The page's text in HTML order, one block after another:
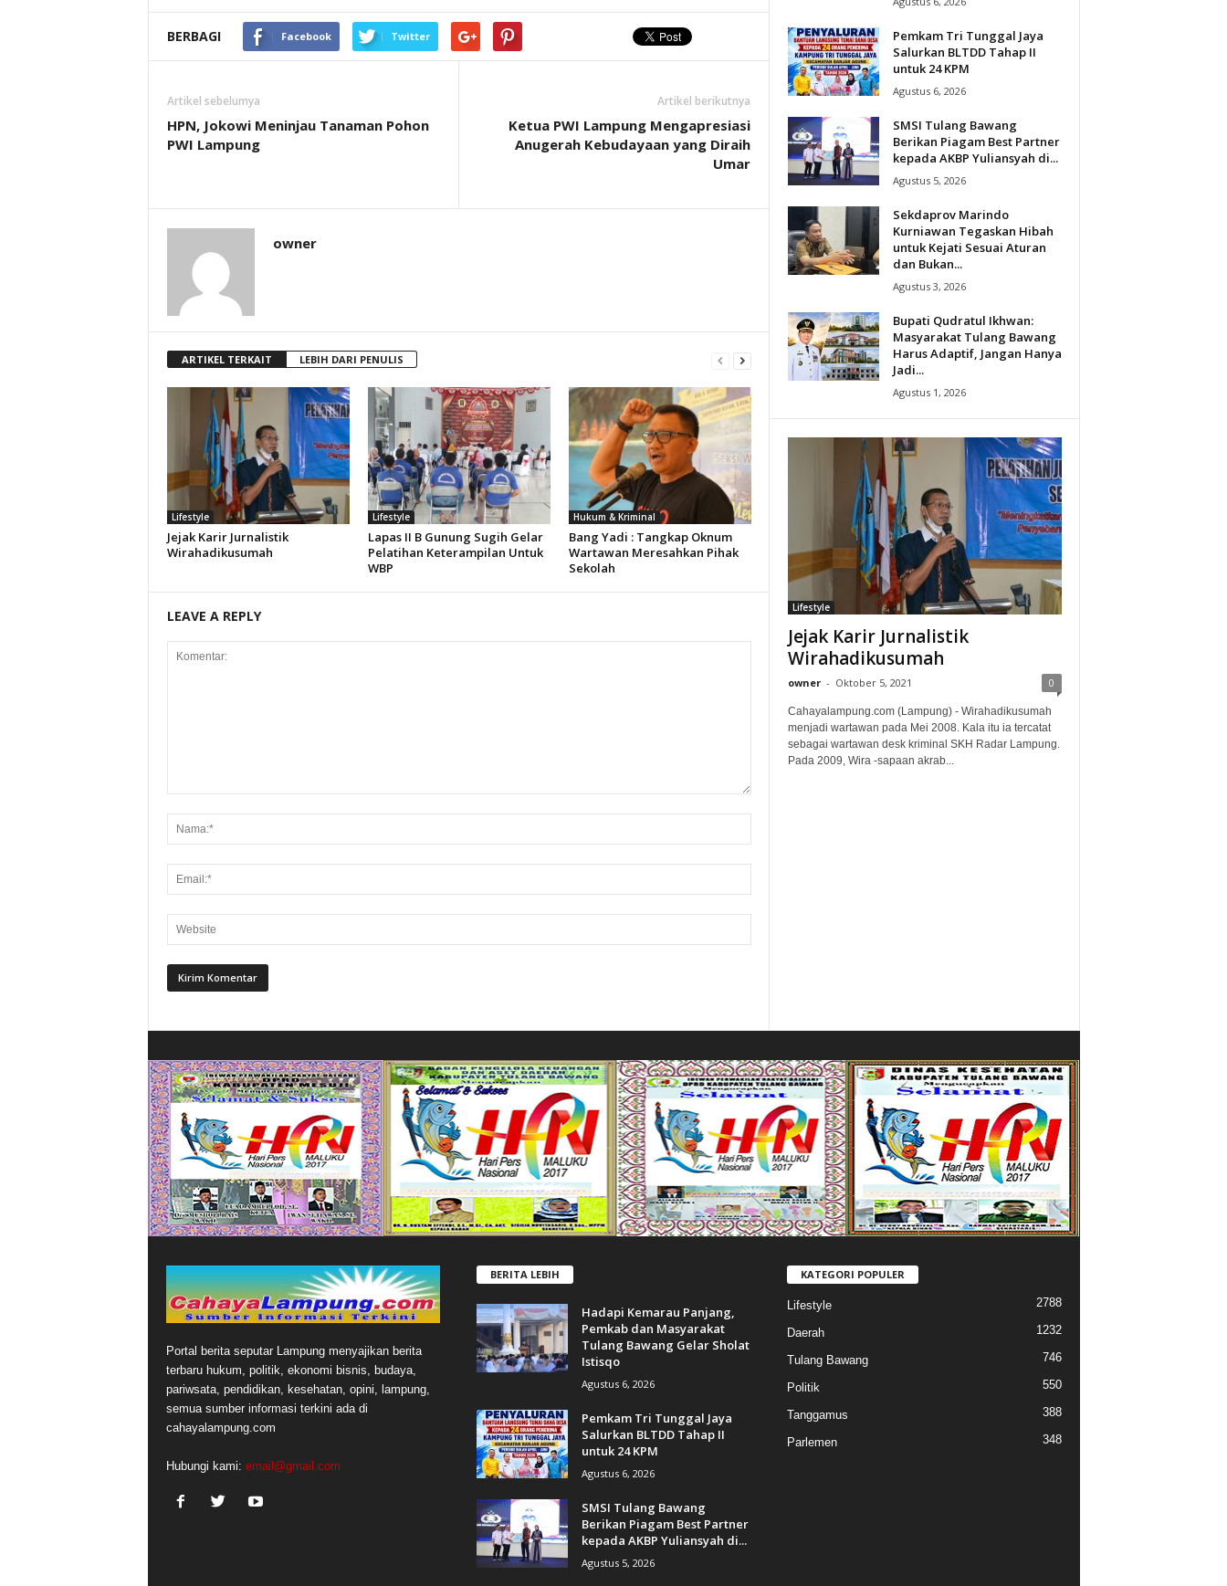
BERBAGI Facebook Twitter
Artikel sebelumya
HPN, Jokowi Meninjau Tanaman Pohon
PWI Lampung
Artikel berikutnya
Ketua PWI Lampung Mengapresiasi
Anugerah Kebudayaan yang Diraih
Umar
owner
ARTIKEL TERKAIT LEBIH DARI PENULIS
Lifestyle
Jejak Karir Jurnalistik
Wirahadikusumah
Lifestyle
Lapas II B Gunung Sugih Gelar
Pelatihan Keterampilan Untuk
WBP
Hukum & Kriminal
Bang Yadi : Tangkap Oknum
Wartawan Meresahkan Pihak
Sekolah
LEAVE A REPLY
Pemkam Tri Tunggal Jaya
Salurkan BLTDD Tahap II
untuk 24 KPM
Agustus 6, 2026
SMSI Tulang Bawang
Berikan Piagam Best Partner
kepada AKBP Yuliansyah di...
Agustus 5, 2026
Sekdaprov Marindo
Kurniawan Tegaskan Hibah
untuk Kejati Sesuai Aturan
dan Bukan...
Agustus 3, 2026
Bupati Qudratul Ikhwan:
Masyarakat Tulang Bawang
Harus Adaptif, Jangan Hanya
Jadi...
Agustus 1, 2026
Lifestyle
Jejak Karir Jurnalistik
Wirahadikusumah
owner - Oktober 5, 2021 0
Cahayalampung.com (Lampung) - Wirahadikusumah
menjadi wartawan pada Mei 2008. Kala itu ia tercatat
sebagai wartawan desk kriminal SKH Radar Lampung.
Pada 2009, Wira -sapaan akrab...
Portal berita seputar Lampung menyajikan berita
terbaru hukum, politik, ekonomi bisnis, budaya,
pariwsata, pendidikan, kesehatan, opini, lampung,
semua sumber informasi terkini ada di
cahayalampung.com
Hubungi kami: email@gmail.com
BERITA LEBIH
Hadapi Kemarau Panjang,
Pemkab dan Masyarakat
Tulang Bawang Gelar Sholat
Istisqo
Agustus 6, 2026
Pemkam Tri Tunggal Jaya
Salurkan BLTDD Tahap II
untuk 24 KPM
Agustus 6, 2026
SMSI Tulang Bawang
Berikan Piagam Best Partner
kepada AKBP Yuliansyah di...
Agustus 5, 2026
KATEGORI POPULER
Lifestyle 2788
Daerah 1232
Tulang Bawang 746
Politik 550
Tanggamus 388
Parlemen 348